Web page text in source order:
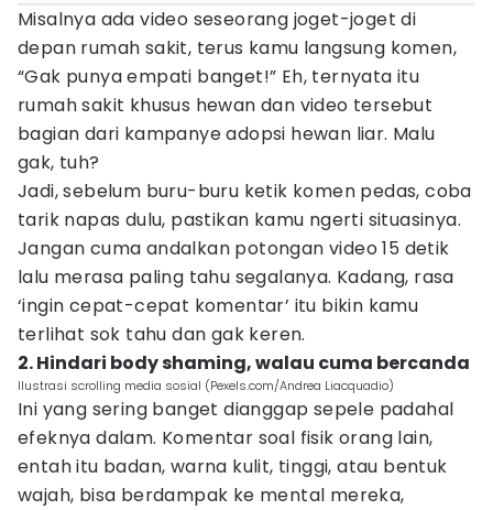
Misalnya ada video seseorang joget-joget di
depan rumah sakit, terus kamu langsung komen,
“Gak punya empati banget!” Eh, ternyata itu
rumah sakit khusus hewan dan video tersebut
bagian dari kampanye adopsi hewan liar. Malu
gak, tuh?
Jadi, sebelum buru-buru ketik komen pedas, coba
tarik napas dulu, pastikan kamu ngerti situasinya.
Jangan cuma andalkan potongan video 15 detik
lalu merasa paling tahu segalanya. Kadang, rasa
‘ingin cepat-cepat komentar’ itu bikin kamu
terlihat sok tahu dan gak keren.
2. Hindari body shaming, walau cuma bercanda
Ilustrasi scrolling media sosial (Pexels.com/Andrea Liacquadio)
Ini yang sering banget dianggap sepele padahal
efeknya dalam. Komentar soal fisik orang lain,
entah itu badan, warna kulit, tinggi, atau bentuk
wajah, bisa berdampak ke mental mereka,